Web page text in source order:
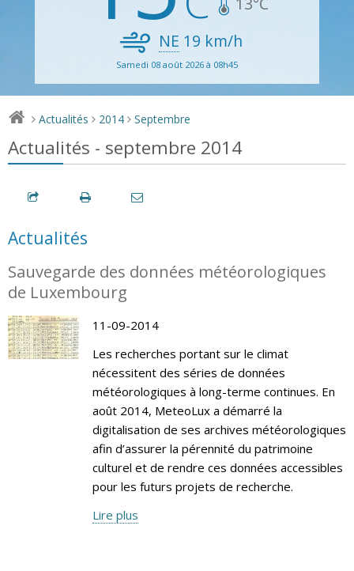
NE 19 km/h
Samedi 08 août 2026 à 08h45
> Actualités > 2014 > Septembre
Actualités - septembre 2014
Actualités
Sauvegarde des données météorologiques
de Luxembourg
11-09-2014
Les recherches portant sur le climat
nécessitent des séries de données
météorologiques à long-terme continues. En
août 2014, MeteoLux a démarré la
digitalisation de ses archives météorologiques
afin d’assurer la pérennité du patrimoine
culturel et de rendre ces données accessibles
pour les futurs projets de recherche.
Lire plus